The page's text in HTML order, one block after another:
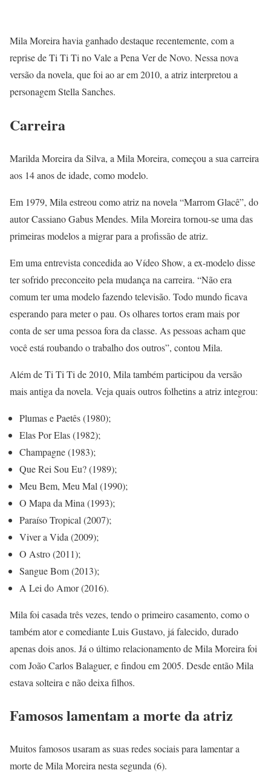
Mila Moreira havia ganhado destaque recentemente, com a
reprise de Ti Ti Ti no Vale a Pena Ver de Novo. Nessa nova
versão da novela, que foi ao ar em 2010, a atriz interpretou a
personagem Stella Sanches.
Carreira
Marilda Moreira da Silva, a Mila Moreira, começou a sua carreira
aos 14 anos de idade, como modelo.
Em 1979, Mila estreou como atriz na novela “Marrom Glacê”, do
autor Cassiano Gabus Mendes. Mila Moreira tornou-se uma das
primeiras modelos a migrar para a profissão de atriz.
Em uma entrevista concedida ao Vídeo Show, a ex-modelo disse
ter sofrido preconceito pela mudança na carreira. “Não era
comum ter uma modelo fazendo televisão. Todo mundo ficava
esperando para meter o pau. Os olhares tortos eram mais por
conta de ser uma pessoa fora da classe. As pessoas acham que
você está roubando o trabalho dos outros”, contou Mila.
Além de Ti Ti Ti de 2010, Mila também participou da versão
mais antiga da novela. Veja quais outros folhetins a atriz integrou:
Plumas e Paetês (1980);
Elas Por Elas (1982);
Champagne (1983);
Que Rei Sou Eu? (1989);
Meu Bem, Meu Mal (1990);
O Mapa da Mina (1993);
Paraíso Tropical (2007);
Viver a Vida (2009);
O Astro (2011);
Sangue Bom (2013);
A Lei do Amor (2016).
Mila foi casada três vezes, tendo o primeiro casamento, como o
também ator e comediante Luis Gustavo, já falecido, durado
apenas dois anos. Já o último relacionamento de Mila Moreira foi
com João Carlos Balaguer, e findou em 2005. Desde então Mila
estava solteira e não deixa filhos.
Famosos lamentam a morte da atriz
Muitos famosos usaram as suas redes sociais para lamentar a
morte de Mila Moreira nesta segunda (6).